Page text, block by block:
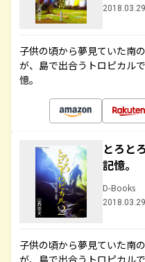
子供の頃から夢見ていた南
が、島で出合うトロピカル
憶。
とろと
記憶。
D-Books
子供の頃から夢見ていた南
が、島で出合うトロピカル